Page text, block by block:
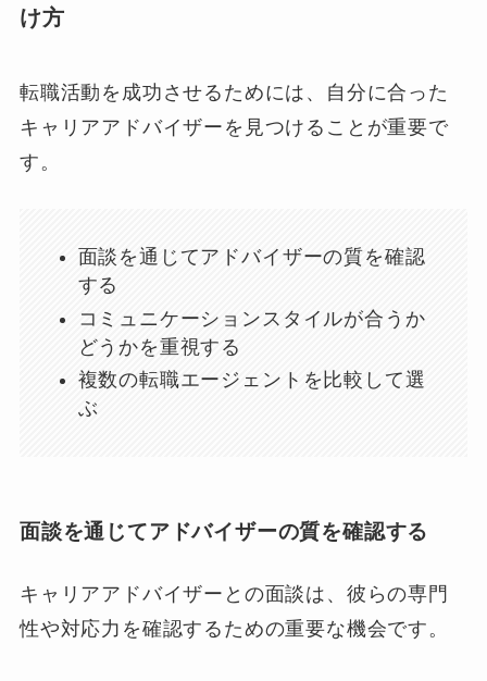
け方
転職活動を成功させるためには、自分に合った
キャリアアドバイザーを見つけることが重要で
す。
面談を通じてアドバイザーの質を確認
する
コミュニケーションスタイルが合うか
どうかを重視する
複数の転職エージェントを比較して選
ぶ
面談を通じてアドバイザーの質を確認する
キャリアアドバイザーとの面談は、彼らの専門
性や対応力を確認するための重要な機会です。